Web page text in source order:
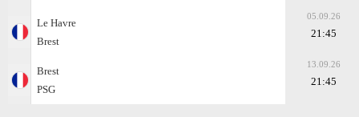
Le Havre
Brest
05.09.26
21:45
Brest
PSG
13.09.26
21:45